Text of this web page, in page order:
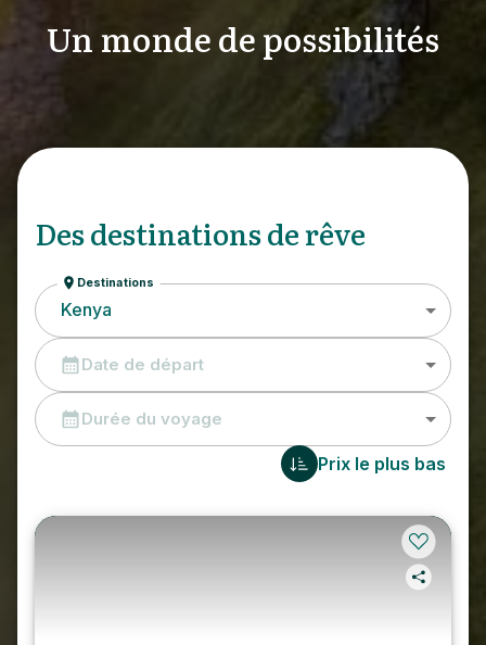
Un monde de possibilités
Des destinations de rêve
Destinations
Kenya
Date de départ
Durée du voyage
Prix le plus bas